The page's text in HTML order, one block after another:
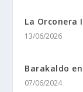
La Orconera
13/06/2026
Barakaldo
07/06/2024